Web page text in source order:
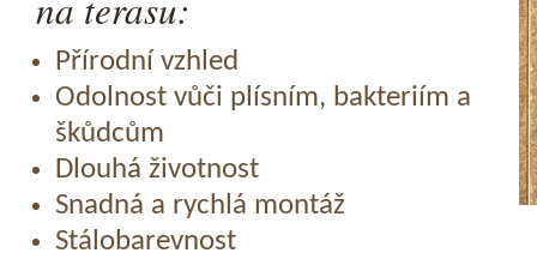
Přírodní vzhled
Odolnost vůči plísním, bakteriím a
škůdcům
Dlouhá životnost
Snadná a rychlá montáž
Stálobarevnost